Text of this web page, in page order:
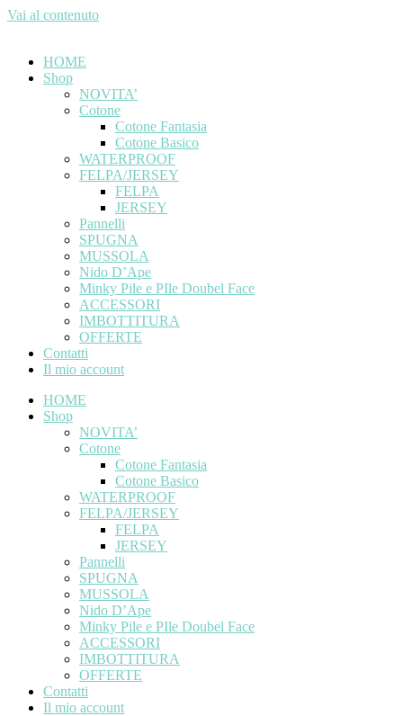
Vai al contenuto
HOME
Shop
NOVITA’
Cotone
Cotone Fantasia
Cotone Basico
WATERPROOF
FELPA/JERSEY
FELPA
JERSEY
Pannelli
SPUGNA
MUSSOLA
Nido D’Ape
Minky Pile e PIle Doubel Face
ACCESSORI
IMBOTTITURA
OFFERTE
Contatti
Il mio account
HOME
Shop
NOVITA’
Cotone
Cotone Fantasia
Cotone Basico
WATERPROOF
FELPA/JERSEY
FELPA
JERSEY
Pannelli
SPUGNA
MUSSOLA
Nido D’Ape
Minky Pile e PIle Doubel Face
ACCESSORI
IMBOTTITURA
OFFERTE
Contatti
Il mio account